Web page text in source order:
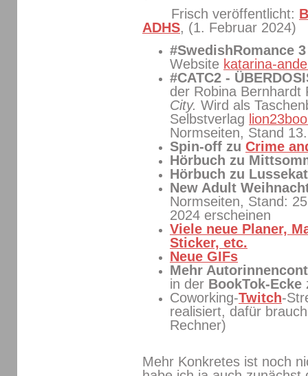
Frisch veröffentlicht:
ADHS, (1. Februar 2024)
#SwedishRomance
Website katarina-
#CATC2 -
der Robina Bernhardt
City. Wird als
Selbstverlag
Normseiten, Stand
Spin-off zu Crime
Hörbuch zu
Hörbuch zu
New Adult
Normseiten, Stand:
2024 erscheinen
Viele neue Planer,
Sticker, etc.
Neue GIFs
Mehr
in der BookTok-Ecke
Coworking-Twitch-
realisiert, dafür
Rechner)
Mehr Konkretes ist noch